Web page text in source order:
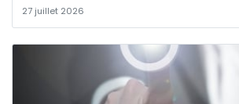
27 juillet 2026